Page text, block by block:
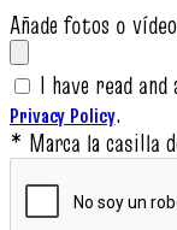
Añade fotos o
I have read
Privacy Policy.
* Marca la casilla